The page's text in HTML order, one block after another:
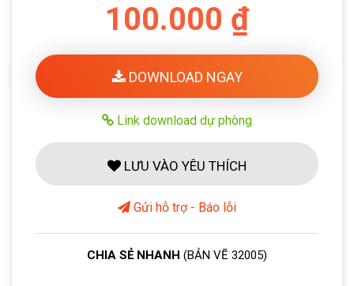
100.000 ₫
DOWNLOAD NGAY
Link download dự phòng
LƯU VÀO YÊU THÍCH
Gửi hỗ trợ - Báo lỗi
CHIA SẺ NHANH (BẢN VẼ 32005)